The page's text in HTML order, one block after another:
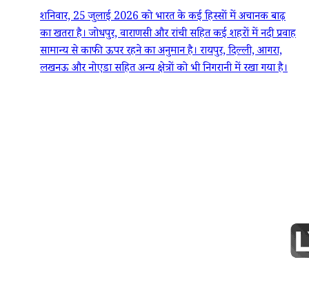
शनिवार, 25 जुलाई 2026 को भारत के कई हिस्सों में अचानक बाढ़
का खतरा है। जोधपुर, वाराणसी और रांची सहित कई शहरों में नदी प्रवाह
सामान्य से काफी ऊपर रहने का अनुमान है। रायपुर, दिल्ली, आगरा,
लखनऊ और नोएडा सहित अन्य क्षेत्रों को भी निगरानी में रखा गया है।